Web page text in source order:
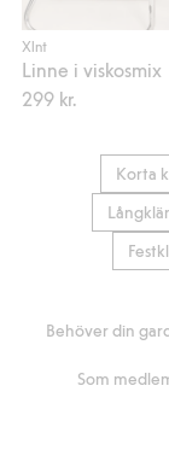
Xlnt
Linne i viskosmix
299 kr.
Korta
Behöver din
Som